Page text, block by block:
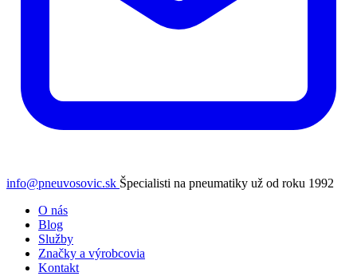
info@pneuvosovic.sk Špecialisti na pneumatiky už od roku 1992
O nás
Blog
Služby
Značky a výrobcovia
Kontakt